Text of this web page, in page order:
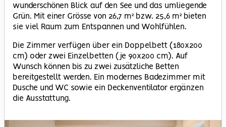
wunderschönen Blick auf den See und das umliegende
Grün. Mit einer Grösse von 26,7 m² bzw. 25,6 m² bieten
sie viel Raum zum Entspannen und Wohlfühlen.
Die Zimmer verfügen über ein Doppelbett (180x200
cm) oder zwei Einzelbetten (je 90x200 cm). Auf
Wunsch können bis zu zwei zusätzliche Betten
bereitgestellt werden. Ein modernes Badezimmer mit
Dusche und WC sowie ein Deckenventilator ergänzen
die Ausstattung.